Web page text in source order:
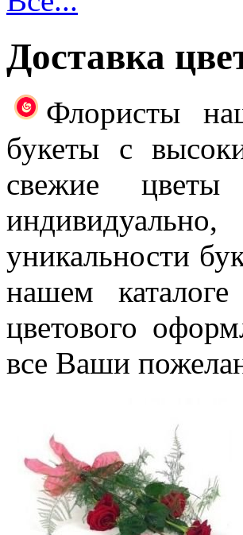
Доставка
Флористы
букеты с
свежие
уникальности
нашем
цветового
все Ваши